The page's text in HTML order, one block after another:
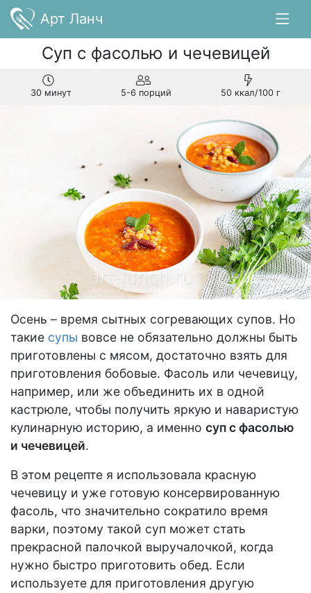
Арт Ланч
Суп с фасолью и чечевицей
30 минут 5-6 порций 50 ккал/100 г
Осень – время сытных согревающих супов. Но
такие супы вовсе не обязательно должны быть
приготовлены с мясом, достаточно взять для
приготовления бобовые. Фасоль или чечевицу,
например, или же объединить их в одной
кастрюле, чтобы получить яркую и наваристую
кулинарную историю, а именно суп с фасолью
и чечевицей.
В этом рецепте я использовала красную
чечевицу и уже готовую консервированную
фасоль, что значительно сократило время
варки, поэтому такой суп может стать
прекрасной палочкой выручалочкой, когда
нужно быстро приготовить обед. Если
используете для приготовления другую